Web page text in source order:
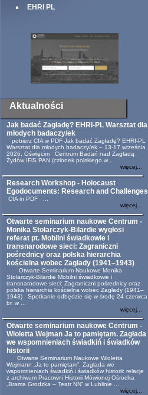
EHRI PL
Aktualności
Jak badać Zagładę? EHRI-PL Warsztat dla
młodych badaczy/ek
pobierz CfA w PDF Jak badać Zagładę? EHRI-PL
Warsztat dla młodych badaczy/ek – 13-17 września
2026, Oświęcim Centrum Badań nad Zagładą
Żydów IFiS PAN (członek polskiego w...
więcej...
Research Workshop - Holocaust
Egodocuments: Research and Challenges
CfA in PDF ...
więcej...
Otwarte seminarium naukowe Centrum -
Monika Stolarczyk-Bilardie wygłosi
referat pt. Mobilni świadkowie i
transnarodowe sieci: Zagraniczni
pośrednicy oraz polska hierarchia
kościelna wobec Zagłady (1941–1943)
Otwarte Seminarium Naukowe Monika
Stolarczyk-Bilardie Mobilni świadkowie i
transnarodowe sieci: Zagraniczni pośrednicy oraz
polska hierarchia kościelna wobec Zagłady (1941–
1943) Spotkanie odbędzie się w środę 24 czerwca
br. w ...
więcej...
Otwarte seminarium naukowe Centrum -
Wioletta Wejman Ja to pamiętam. Zagłada
we wspomnieniach świadkiń i świadków
historii
Otwarte Seminarium Naukowe Wioletta
Wejmann „Ja to pamiętam”. Zagłada we
wspomnieniach świadkiń i świadków historii: relacje
z archiwum Pracowni Historii Mówionej Ośrodka
„Brama Grodzka – Teatr NN” w Lublinie ...
więcej...